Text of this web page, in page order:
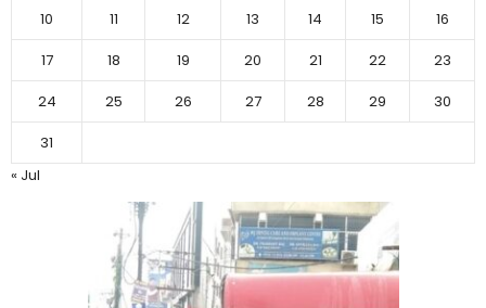
10
11 12 13 14 15
16
17
18 19 20 21 22
23
24
25 26 27 28 29
30
31
« Jul